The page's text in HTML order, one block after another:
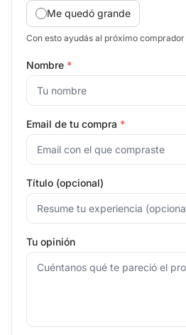
Me quedó grande
Con esto ayudás al próximo
Nombre *
Email de tu compra *
Título (opcional)
Tu opinión